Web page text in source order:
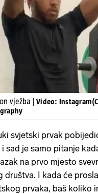
Pokretanje videa...
vježba
| Video:
svjetski prvak
sad je samo pitanje
na prvo mjesto
društva. I kada će
prvaka, baš koliko